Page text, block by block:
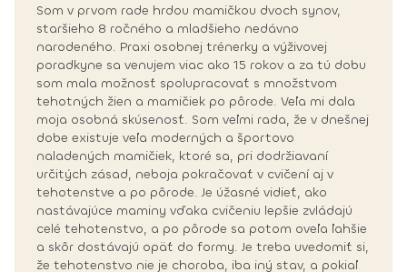
Som v prvom rade hrdou mamičkou dvoch synov,
staršieho 8 ročného a mladšieho nedávno
narodeného. Praxi osobnej trénerky a výživovej
poradkyne sa venujem viac ako 15 rokov a za tú dobu
som mala možnosť spolupracovať s množstvom
tehotných žien a mamičiek po pôrode. Veľa mi dala
moja osobná skúsenosť. Som veľmi rada, že v dnešnej
dobe existuje veľa moderných a športovo
naladených mamičiek, ktoré sa, pri dodržiavaní
určitých zásad, neboja pokračovať v cvičení aj v
tehotenstve a po pôrode. Je úžasné vidieť, ako
nastávajúce maminy vďaka cvičeniu lepšie zvládajú
celé tehotenstvo, a po pôrode sa potom oveľa ľahšie
a skôr dostávajú opäť do formy. Je treba uvedomiť si,
že tehotenstvo nie je choroba, iba iný stav, a pokiaľ